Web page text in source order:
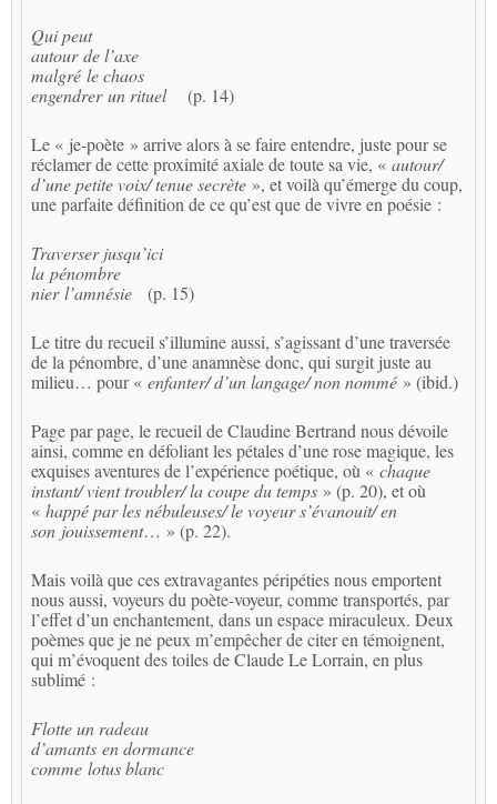
Qui peut
autour de l’axe
malgré le chaos
engendrer un rituel(p. 14)
Le « je-poète » arrive alors à se faire entendre, juste pour se
réclamer de cette proximité axiale de toute sa vie, « autour/
d’une petite voix/ tenue secrète », et voilà qu’émerge du coup,
une parfaite définition de ce qu’est que de vivre en poésie :
Traverser jusqu’ici
la pénombre
nier l’amnésie (p. 15)
Le titre du recueil s’illumine aussi, s’agissant d’une traversée
de la pénombre, d’une anamnèse donc, qui surgit juste au
milieu… pour « enfanter/ d’un langage/ non nommé » (ibid.)
Page par page, le recueil de Claudine Bertrand nous dévoile
ainsi, comme en défoliant les pétales d’une rose magique, les
exquises aventures de l’expérience poétique, où « chaque
instant/ vient troubler/ la coupe du temps » (p. 20), et où
« happé par les nébuleuses/ le voyeur s’évanouit/ en
son jouissement… » (p. 22).
Mais voilà que ces extravagantes péripéties nous emportent
nous aussi, voyeurs du poète-voyeur, comme transportés, par
l’effet d’un enchantement, dans un espace miraculeux. Deux
poèmes que je ne peux m’empêcher de citer en témoignent,
qui m’évoquent des toiles de Claude Le Lorrain, en plus
sublimé :
Flotte un radeau
d’amants en dormance
comme lotus blanc